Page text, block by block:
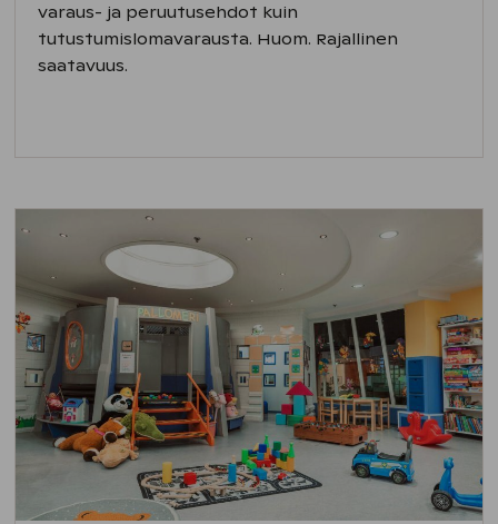
varaus- ja peruutusehdot kuin
tutustumislomavarausta. Huom. Rajallinen
saatavuus.